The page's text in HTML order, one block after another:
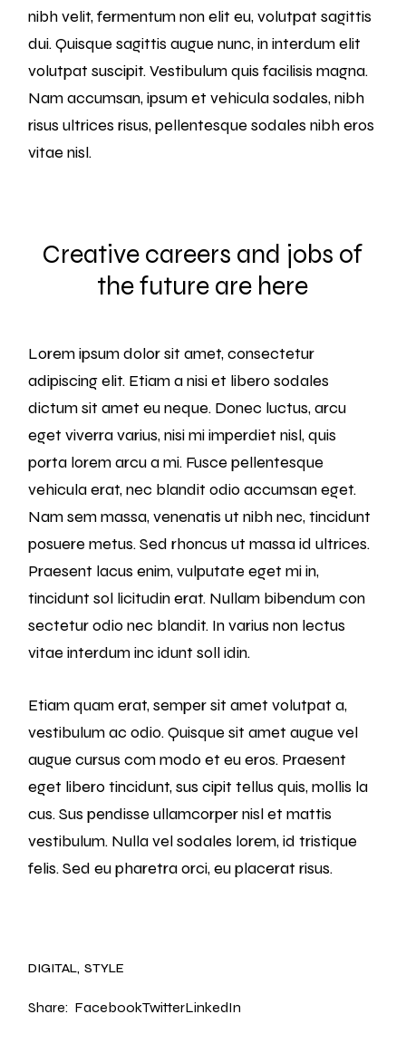
nibh velit, fermentum non elit eu, volutpat sagittis
dui. Quisque sagittis augue nunc, in interdum elit
volutpat suscipit. Vestibulum quis facilisis magna.
Nam accumsan, ipsum et vehicula sodales, nibh
risus ultrices risus, pellentesque sodales nibh eros
vitae nisl.
Creative careers and jobs of
the future are here
Lorem ipsum dolor sit amet, consectetur
adipiscing elit. Etiam a nisi et libero sodales
dictum sit amet eu neque. Donec luctus, arcu
eget viverra varius, nisi mi imperdiet nisl, quis
porta lorem arcu a mi. Fusce pellentesque
vehicula erat, nec blandit odio accumsan eget.
Nam sem massa, venenatis ut nibh nec, tincidunt
posuere metus. Sed rhoncus ut massa id ultrices.
Praesent lacus enim, vulputate eget mi in,
tincidunt sol licitudin erat. Nullam bibendum con
sectetur odio nec blandit. In varius non lectus
vitae interdum inc idunt soll idin.
Etiam quam erat, semper sit amet volutpat a,
vestibulum ac odio. Quisque sit amet augue vel
augue cursus com modo et eu eros. Praesent
eget libero tincidunt, sus cipit tellus quis, mollis la
cus. Sus pendisse ullamcorper nisl et mattis
vestibulum. Nulla vel sodales lorem, id tristique
felis. Sed eu pharetra orci, eu placerat risus.
DIGITAL STYLE
Share: FacebookTwitterLinkedIn